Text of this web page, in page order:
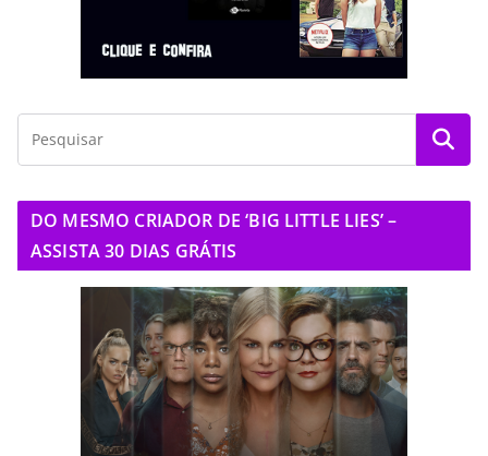
DO MESMO CRIADOR DE ‘BIG LITTLE LIES’ –
ASSISTA 30 DIAS GRÁTIS